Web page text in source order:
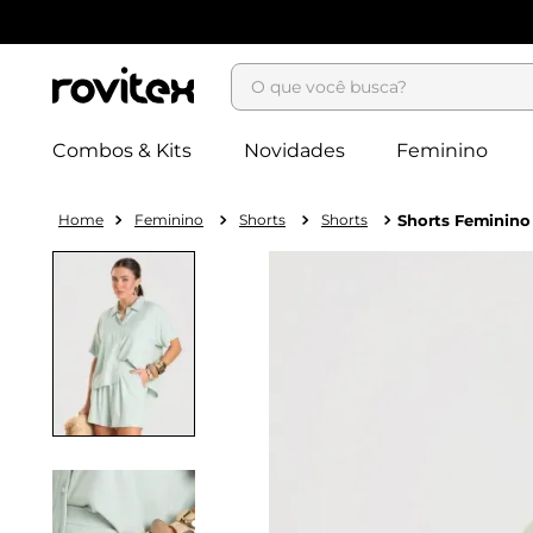
O que você busca?
Combos & Kits Novidades Feminino
Feminino Shorts Shorts Shorts Feminino